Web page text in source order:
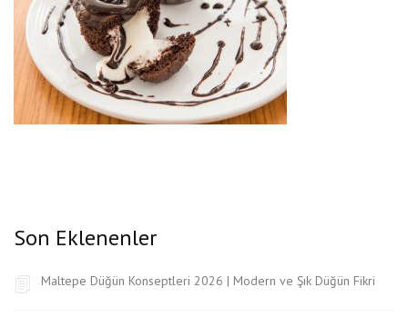
Son Eklenenler
Maltepe Düğün Konseptleri 2026 | Modern ve Şık Düğün Fikri